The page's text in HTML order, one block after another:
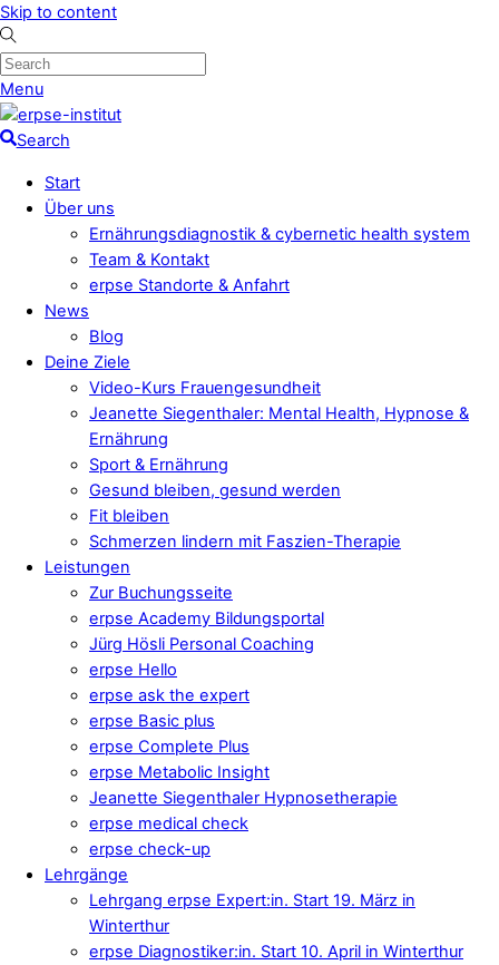
Skip to content
Menu
Search
Start
Über uns
Ernährungsdiagnostik & cybernetic health system
Team & Kontakt
erpse Standorte & Anfahrt
News
Blog
Deine Ziele
Video-Kurs Frauengesundheit
Jeanette Siegenthaler: Mental Health, Hypnose &
Ernährung
Sport & Ernährung
Gesund bleiben, gesund werden
Fit bleiben
Schmerzen lindern mit Faszien-Therapie
Leistungen
Zur Buchungsseite
erpse Academy Bildungsportal
Jürg Hösli Personal Coaching
erpse Hello
erpse ask the expert
erpse Basic plus
erpse Complete Plus
erpse Metabolic Insight
Jeanette Siegenthaler Hypnosetherapie
erpse medical check
erpse check-up
Lehrgänge
Lehrgang erpse Expert:in. Start 19. März in
Winterthur
erpse Diagnostiker:in. Start 10. April in Winterthur